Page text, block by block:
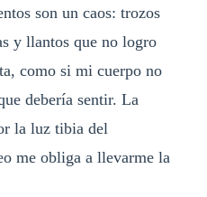
son un caos: trozos
y llantos que no logro
como si mi cuerpo no
debería sentir. La
la luz tibia del
me obliga a llevarme la